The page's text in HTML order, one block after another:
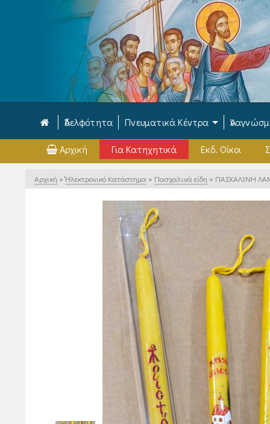
Ἀδελφότητα Πνευματικά Κέντρα
Αρχική Για Κατηχητικά Εκδ. Οίκοι
Αρχική » Ἠλεκτρονικό Κατάστημα » Πασχαλινά είδη » ΠΑΣΧΑΛΙΝΗ